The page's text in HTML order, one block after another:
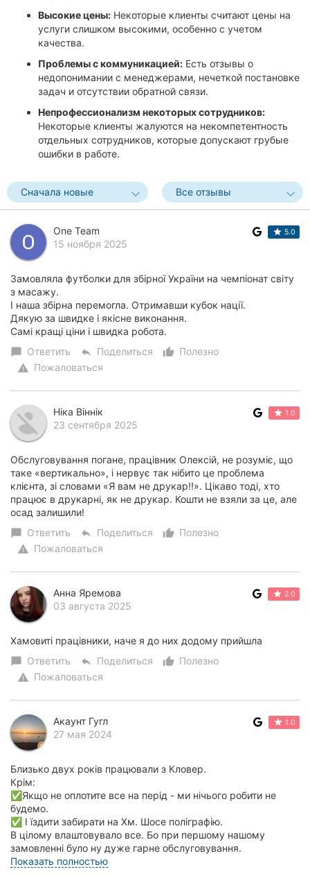
Высокие цены: Некоторые клиенты считают цены на
услуги слишком высокими, особенно с учетом
качества.
Проблемы с коммуникацией: Есть отзывы о
недопонимании с менеджерами, нечеткой постановке
задач и отсутствии обратной связи.
Непрофессионализм некоторых сотрудников:
Некоторые клиенты жалуются на некомпетентность
отдельных сотрудников, которые допускают грубые
ошибки в работе.
Сначала новые Все отзывы
One Team
15 ноября 2025
5.0
Замовляла футболки для збірної України на чемпіонат світу
з масажу.
І наша збірна перемогла. Отримавши кубок нації.
Дякую за швидке і якісне виконання.
Самі кращі ціни і швидка робота.
chat_bubble Ответить reply Поделиться thumb_up_alt
Полезно
warning Пожаловаться
Ніка Віннік
23 сентября 2025
1.0
Обслуговування погане, працівник Олексій, не розуміє, що
таке «вертикально», і нервує так нібито це проблема
клієнта, зі словами «Я вам не друкар!!». Цікаво тоді, хто
працює в друкарні, як не друкар. Кошти не взяли за це, але
осад залишили!
chat_bubble Ответить reply Поделиться thumb_up_alt
Полезно
warning Пожаловаться
Анна Яремова
03 августа 2025
2.0
Хамовиті працівники, наче я до них додому прийшла
chat_bubble Ответить reply Поделиться thumb_up_alt
Полезно
warning Пожаловаться
Акаунт Гугл
27 мая 2024
1.0
Близько двух років працювали з Кловер.
Крім:
✅Якщо не оплотите все на перід - ми нічього робити не
будемо.
✅ І їздити забирати на Хм. Шосе поліграфію.
В цілому влаштовувало все. Бо при першому нашому
замовленні було ну дуже гарне обслуговування.
Як в...
Показать полностью